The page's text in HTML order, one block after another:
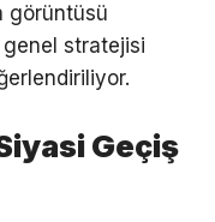
görüntüsü
genel stratejisi
Geçiş